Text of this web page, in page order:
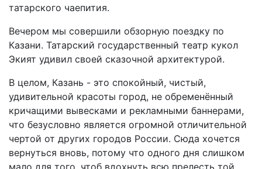
татарского чаепития.
Вечером мы совершили обзорную поездку по
Казани. Татарский государственный театр кукол
Экият удивил своей сказочной архитектурой.
В целом, Казань - это спокойный, чистый,
удивительной красоты город, не обременённый
кричащими вывесками и рекламными баннерами,
что безусловно является огромной отличительной
чертой от других городов России. Сюда хочется
вернуться вновь, потому что одного дня слишком
мало для того, чтоб вдохнуть всю прелесть той